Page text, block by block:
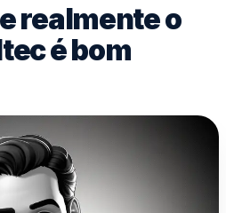
realmente o
é bom